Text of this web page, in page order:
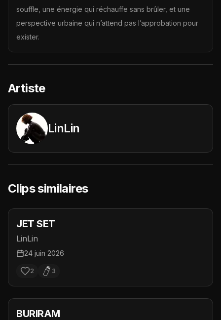
souffle, une énergie qui réchauffe sans brûler, et une
perspective urbaine qui n’attend pas l’approbation pour
exister.
Artiste
LinLin
Clips similaires
JET SET
LinLin
24 juin 2026
2 3
BURIRAM